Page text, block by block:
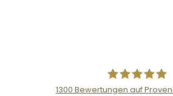
1300 Bewertungen auf